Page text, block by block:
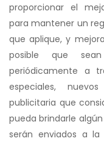
proporcionar el
para mantener un
que aplique, y
posible que
periódicamente a
especiales,
publicitaria que
pueda brindarle
serán enviados a